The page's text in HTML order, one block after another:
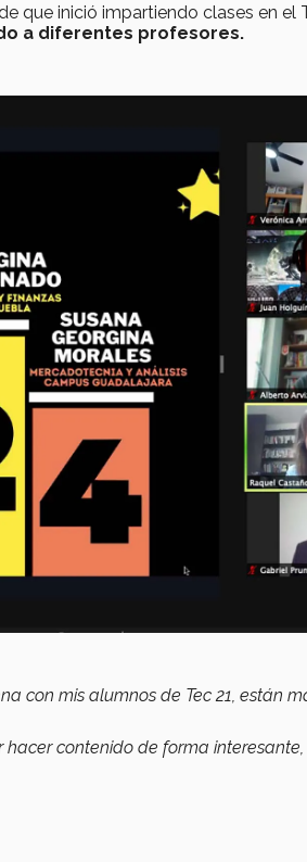
que inició impartiendo clases en el
a diferentes profesores.
con mis alumnos de Tec 21, están
contenido de forma